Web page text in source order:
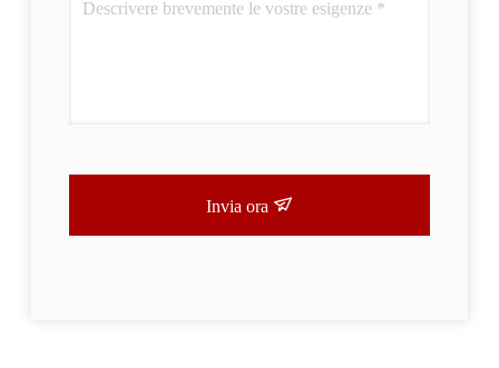
Invia ora